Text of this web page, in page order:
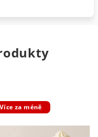
Více za méně